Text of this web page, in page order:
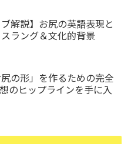
ブ解説】お尻の英語表現と
ラング＆文化的背景
尻の形」を作るための完全
のヒップラインを手に入